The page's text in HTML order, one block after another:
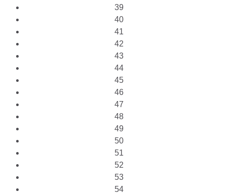
39
40
41
42
43
44
45
46
47
48
49
50
51
52
53
54